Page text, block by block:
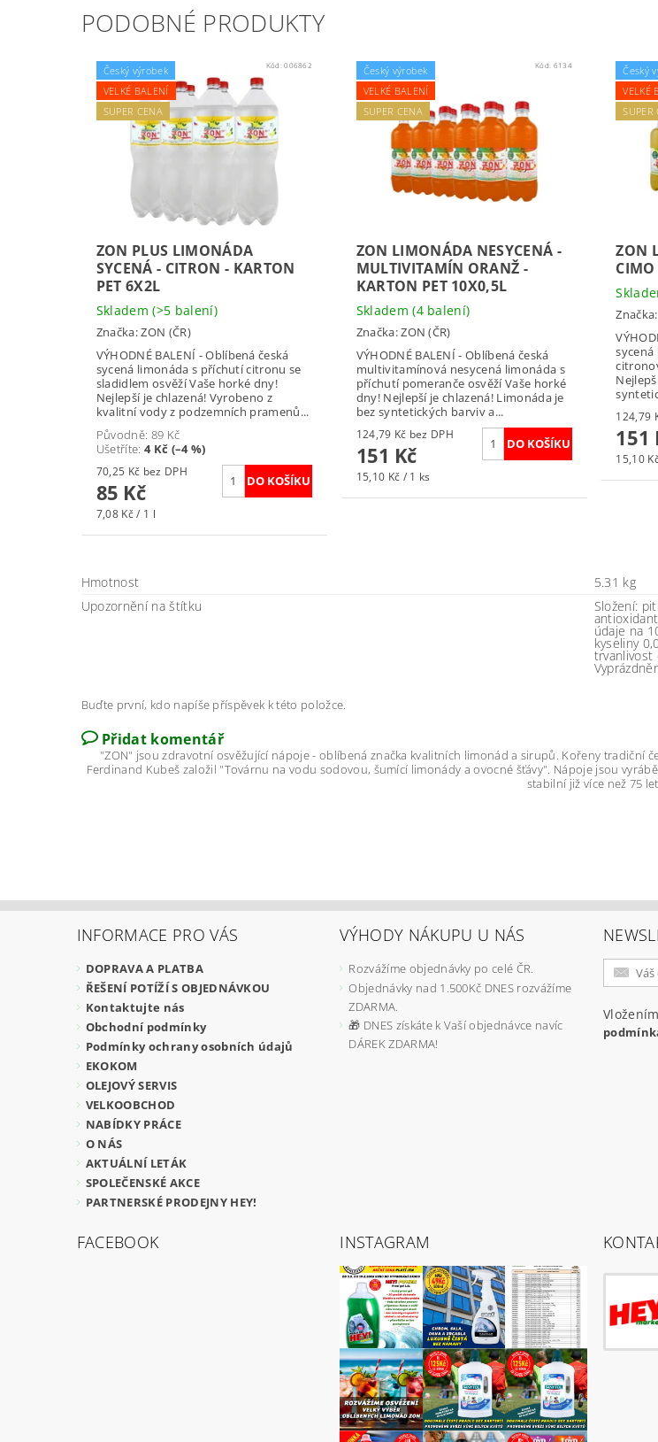
PODOBNÉ PRODUKTY
Český výrobek
VELKÉ BALENÍ
SUPER CENA
Kód:006862
ZON PLUS LIMONÁDA
SYCENÁ - CITRON - KARTON
PET 6X2L
Skladem(>5 balení)
Značka:ZON (ČR)
VÝHODNÉ BALENÍ - Oblíbená česká
sycená limonáda s příchutí citronu se
sladidlem osvěží Vaše horké dny!
Nejlepší je chlazená! Vyrobeno z
kvalitní vody z podzemních pramenů...
Původně: 89 Kč
Ušetříte: 4 Kč (–4 %)
70,25 Kč bez DPH
85 Kč
7,08 Kč / 1 l
Český výrobek
VELKÉ BALENÍ
SUPER CENA
Kód: 6134
ZON LIMONÁDA NESYCENÁ -
MULTIVITAMÍN ORANŽ -
KARTON PET 10X0,5L
Skladem(4 balení)
Značka:ZON (ČR)
VÝHODNÉ BALENÍ - Oblíbená česká
multivitamínová nesycená limonáda s
příchutí pomeranče osvěží Vaše horké
dny! Nejlepší je chlazená! Limonáda je
bez syntetických barviv a...
124,79 Kč bez DPH
151 Kč
15,10 Kč / 1 ks
Český
VELKÉ
SUPER
ZON
151
15,10
Hmotnost
5.31 kg
Upozornění na štítku
Složení:
údaje na
kyseliny
trvanlivost
Buďte první, kdo napíše příspěvek k této položce.
Přidat komentář
"ZON" jsou zdravotní osvěžující nápoje - oblíbená značka kvalitních limonád a sirupů. Kořeny tradiční
Ferdinand Kubeš založil "Továrnu na vodu sodovou, šumící limonády a ovocné šťávy". Nápoje jsou
stabilní již více než 75 let.
INFORMACE PRO VÁS
DOPRAVA A PLATBA
ŘEŠENÍ POTÍŽÍ S OBJEDNÁVKOU
Kontaktujte nás
Obchodní podmínky
Podmínky ochrany osobních údajů
EKOKOM
OLEJOVÝ SERVIS
VELKOOBCHOD
NABÍDKY PRÁCE
O NÁS
AKTUÁLNÍ LETÁK
SPOLEČENSKÉ AKCE
PARTNERSKÉ PRODEJNY HEY!
VÝHODY NÁKUPU U NÁS
Rozvážíme objednávky po celé ČR.
Objednávky nad 1.500Kč DNES rozvážíme
ZDARMA.
🎁 DNES získáte k Vaší objednávce navíc
DÁREK ZDARMA!
FACEBOOK INSTAGRAM